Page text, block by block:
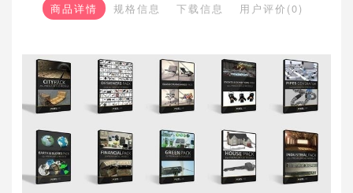
商品详情 规格信息 下载信息 用户评价(0)